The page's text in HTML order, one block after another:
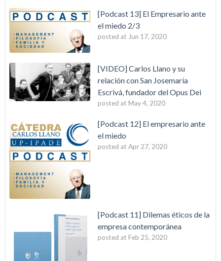
[Podcast 13] El Empresario ante
el miedo 2/3
posted at Jun 17, 2020
[VIDEO] Carlos Llano y su
relación con San Josemaría
Escrivá, fundador del Opus Dei
posted at May 4, 2020
[Podcast 12] El empresario ante
el miedo
posted at Apr 27, 2020
[Podcast 11] Dilemas éticos de la
empresa contemporánea
posted at Feb 25, 2020